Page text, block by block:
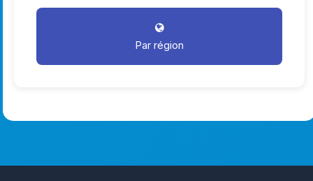
Par région